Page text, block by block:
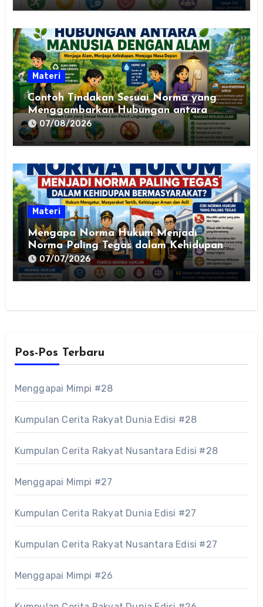
Materi
Contoh Tindakan Sesuai Norma yang
Menggambarkan Hubungan antara
Manusia dengan Alam
07/08/2026
Materi
Mengapa Norma Hukum Menjadi
Norma Paling Tegas dalam Kehidupan
Bermasyarakat? Pengertian, Ciri-Ciri,
Fungsi, dan Contohnya
07/07/2026
Pos-Pos Terbaru
Menggapai Mimpi #28
Kumpulan Cerita Rakyat Dunia Edisi #28
Kumpulan Cerita Rakyat Nusantara Edisi #28
Menggapai Mimpi #27
Kumpulan Cerita Rakyat Dunia Edisi #27
Kumpulan Cerita Rakyat Nusantara Edisi #27
Menggapai Mimpi #26